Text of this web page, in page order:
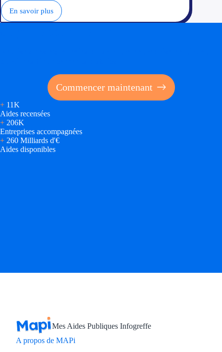
En savoir plus
Commencer maintenant
+ 11K
Aides recensées
+ 206K
Entreprises accompagnées
+ 260 Milliards d'€
Aides disponibles
Mes Aides Publiques Infogreffe
A propos de MAPi